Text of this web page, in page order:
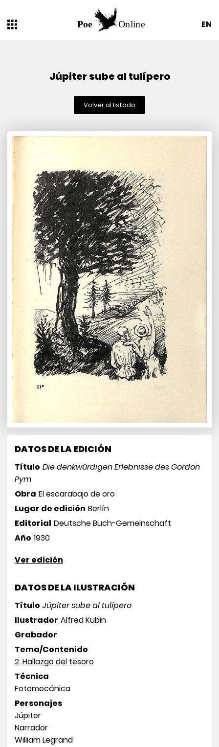
EN
Júpiter sube al tulípero
Volver al listado
DATOS DE LA EDICIÓN
Título Die denkwürdigen Erlebnisse des Gordon
Pym
Obra El escarabajo de oro
Lugar de edición Berlín
Editorial Deutsche Buch-Gemeinschaft
Año 1930
Ver edición
DATOS DE LA ILUSTRACIÓN
Título Júpiter sube al tulípero
Ilustrador Alfred Kubin
Grabador
Tema/Contenido
2. Hallazgo del tesoro
Técnica
Fotomecánica
Personajes
Júpiter
Narrador
William Legrand